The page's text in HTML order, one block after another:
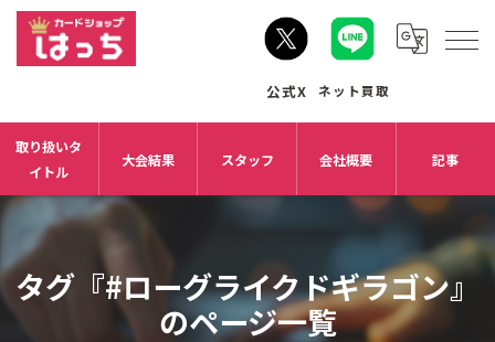
取り扱いタ
イトル
大会結果 スタッフ 会社概要 記事
タグ『#ローグライクドギラゴン』
のページ一覧